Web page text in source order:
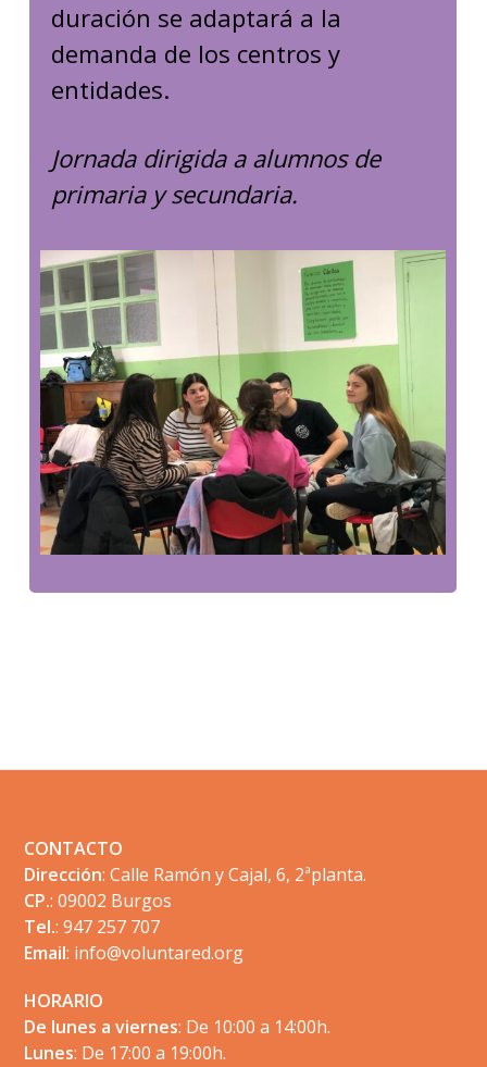
duración se adaptará a la
demanda de los centros y
entidades.
Jornada dirigida a alumnos de
primaria y secundaria.
CONTACTO
Dirección: Calle Ramón y Cajal, 6, 2ªplanta.
CP.: 09002 Burgos
Tel.: 947 257 707
Email: info@voluntared.org
HORARIO
De lunes a viernes: De 10:00 a 14:00h.
Lunes: De 17:00 a 19:00h.